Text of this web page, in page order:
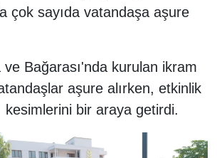
çok sayıda vatandaşa aşure
ve Bağarası'nda kurulan ikram
aşure alırken, etkinlik
kesimlerini bir araya getirdi.